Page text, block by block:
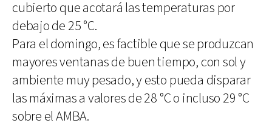
cubierto que acotará las temperaturas por
debajo de 25 °C.
Para el domingo, es factible que se produzcan
mayores ventanas de buen tiempo, con sol y
ambiente muy pesado, y esto pueda disparar
las máximas a valores de 28 °C o incluso 29 °C
sobre el AMBA.